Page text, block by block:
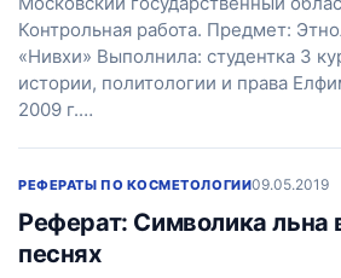
Контрольная работа. Предмет:
«Нивхи» Выполнила: студентка 3
истории, политологии и права
2009 г.…
РЕФЕРАТЫ ПО КОСМЕТОЛОГИИ09.05.2019
Реферат: Символика льна
песнях